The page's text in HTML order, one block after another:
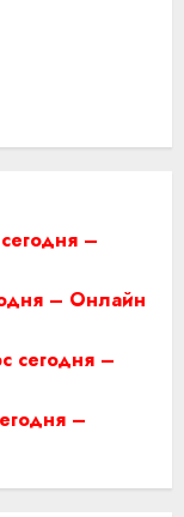
–
– Онлайн
сегодня –
–